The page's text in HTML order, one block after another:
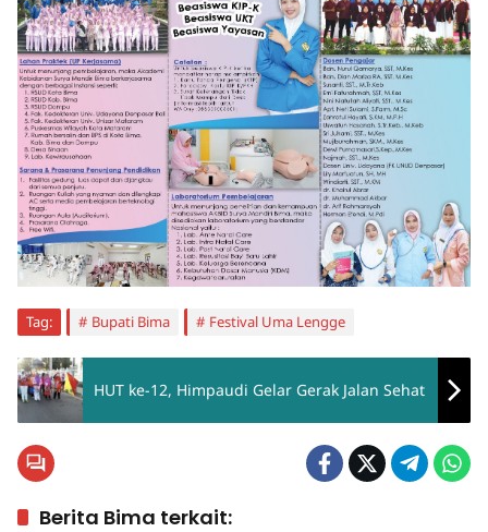
Tag: Bupati Bima Festival Uma Lengge
HUT ke-12, Himpaudi Gelar Gerak Jalan Sehat
Berita Bima terkait: